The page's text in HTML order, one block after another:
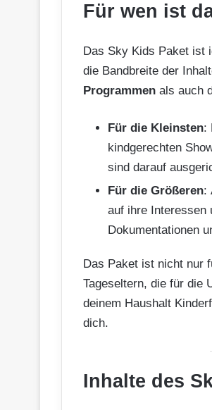
Für wen ist
Das Sky Kids Paket ist
die Bandbreite der
Programmen als auch
Für die Kleinsten:
kindgerechten
sind darauf
Für die Größeren:
auf ihre Interessen
Dokumentationen
Das Paket ist nicht nur
Tageseltern, die für die
deinem Haushalt
dich.
Inhalte des